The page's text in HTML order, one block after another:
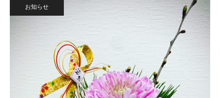
お知らせ